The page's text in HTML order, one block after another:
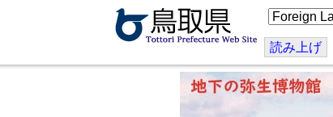
こ
の
ジ
を
翻
訳
読み上げ